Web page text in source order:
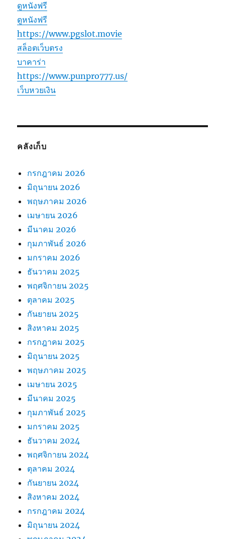
ดูหนังฟรี
ดูหนังฟรี
https://www.pgslot.movie
สล็อตเว็บตรง
บาคาร่า
https://www.punpro777.us/
เว็บหวยเงิน
คลังเก็บ
กรกฎาคม 2026
มิถุนายน 2026
พฤษภาคม 2026
เมษายน 2026
มีนาคม 2026
กุมภาพันธ์ 2026
มกราคม 2026
ธันวาคม 2025
พฤศจิกายน 2025
ตุลาคม 2025
กันยายน 2025
สิงหาคม 2025
กรกฎาคม 2025
มิถุนายน 2025
พฤษภาคม 2025
เมษายน 2025
มีนาคม 2025
กุมภาพันธ์ 2025
มกราคม 2025
ธันวาคม 2024
พฤศจิกายน 2024
ตุลาคม 2024
กันยายน 2024
สิงหาคม 2024
กรกฎาคม 2024
มิถุนายน 2024